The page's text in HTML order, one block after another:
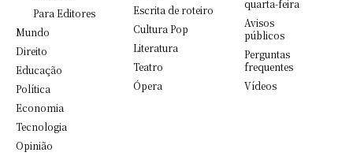
Para Editores
Mundo
Direito
Educação
Política
Economia
Tecnologia
Opinião
Escrita de roteiro
Cultura Pop
Literatura
Teatro
Ópera
quarta-feira
Avisos
públicos
Perguntas
frequentes
Vídeos